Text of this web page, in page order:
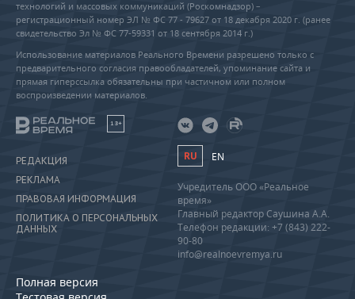
технологий и массовых коммуникаций (Роскомнадзор) –
регистрационный номер ЭЛ № ФС 77 - 79627 от 18 декабря 2020 г. (ранее
свидетельство Эл № ФС 77-59331 от 18 сентября 2014 г.)
Использование материалов Реального Времени разрешено только с
предварительного согласия правообладателей, упоминание сайта и
прямая гиперссылка обязательны при частичном или полном
воспроизведении материалов.
18+
РЕДАКЦИЯ
РЕКЛАМА
ПРАВОВАЯ ИНФОРМАЦИЯ
ПОЛИТИКА О ПЕРСОНАЛЬНЫХ
ДАННЫХ
Полная версия
RU EN
Учредитель ООО «Реальное
время»
Главный редактор Саушина А.А.
Телефон редакции: +7 (843) 222-
90-80
info@realnoevremya.ru